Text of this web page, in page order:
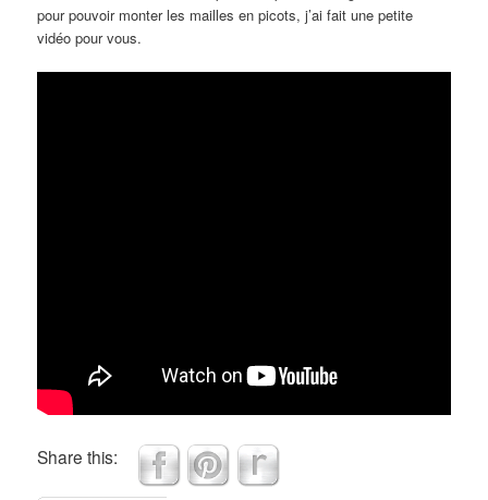
pour pouvoir monter les mailles en picots, j’ai fait une petite
vidéo pour vous.
Share this: